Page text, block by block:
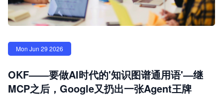
Mon Jun 29 2026
OKF——要做AI时代的'知识图谱通用语'—继
MCP之后，Google又扔出一张Agent王牌